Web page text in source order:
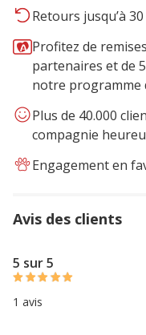
Retours jusqu’à
Profitez de
partenaires et de
notre programme
Plus de 40.000
compagnie
Engagement en
Avis des clients
5 sur 5
1 avis
100% des